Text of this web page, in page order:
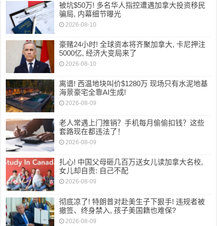
被坑$50万! 多名华人指控遭遇加拿大投资移民
骗局, 内幕细节曝光
2026-08-10
豪赌24小时! 全球资本将齐聚加拿大, 卡尼押注
5000亿, 经济大变局来了
2026-08-10
离谱! 西温地块叫价$1280万 现场只有水泥地基
海景豪宅全靠AI生成!
2026-08-09
老人常遇上门推销？手机每月偷偷扣钱？这些
套路现在都违法了！
2026-08-09
扎心! 中国父母砸几百万送女儿读加拿大名校,
女儿却自责: 自己不配
2026-08-09
彻底凉了! 特朗普对赴美生子下狠手! 违规者被
撤签、终身禁入, 孩子美国籍也难保?
2026-08-09